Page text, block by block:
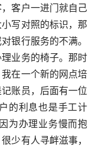
客户一进门就自己
写对照的标识，那
银行服务的不满。
业务的椅子。那时
在一个新的网点培
账员，后面有一位
的利息也是手工计
为办理业务慢而抱
少有人寻衅滋事，